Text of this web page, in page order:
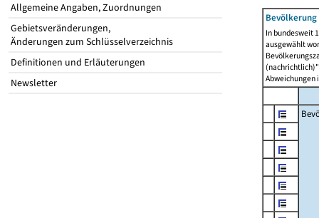
Allgemeine Angaben, Zuordnungen
Gebietsveränderungen,
Änderungen zum Schlüsselverzeichnis
Definitionen und Erläuterungen
Newsletter
In bundesweit
ausgewählt
Abweichungen